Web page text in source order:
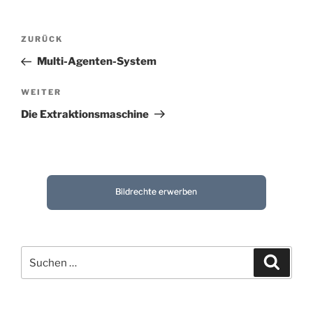
Beitragsnavigation
Vorheriger
Beitrag
ZURÜCK
Multi-Agenten-System
Nächster
Beitrag
WEITER
Die Extraktionsmaschine
Bildrechte erwerben
nach: